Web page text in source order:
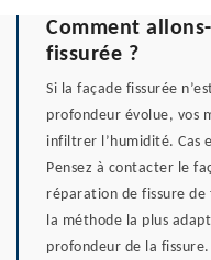
Comment
fissurée ?
Si la façade fissurée
profondeur évolue, vos
infiltrer l’humidité. Cas
Pensez à contacter le
réparation de fissure de
la méthode la plus
profondeur de la